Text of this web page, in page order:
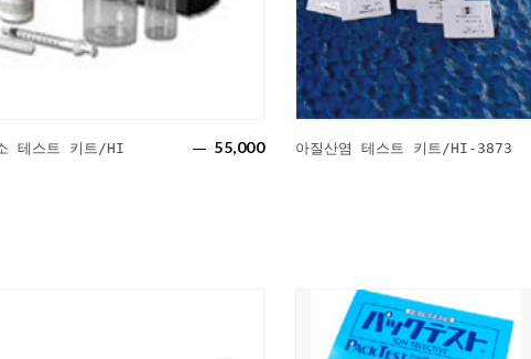
테스트 키트/HI
55,000 아질산염 테스트 키트/HI-3873